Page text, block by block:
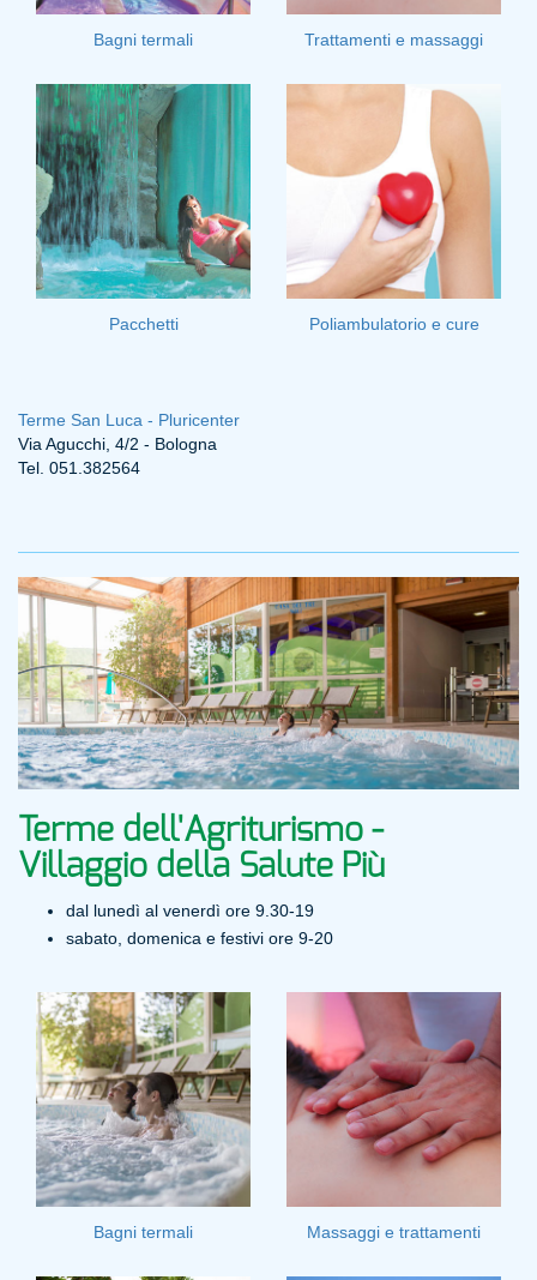
Bagni termali Trattamenti e massaggi
Pacchetti Poliambulatorio e cure
Terme San Luca - Pluricenter
Via Agucchi, 4/2 - Bologna
Tel. 051.382564
Terme dell'Agriturismo -
Villaggio della Salute Più
dal lunedì al venerdì ore 9.30-19
sabato, domenica e festivi ore 9-20
Bagni termali Massaggi e trattamenti